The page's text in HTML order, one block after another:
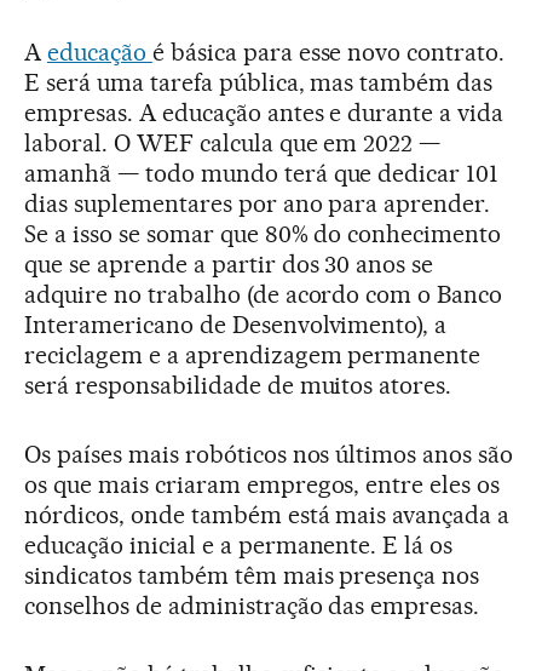
Aeducação é básica para esse novo contrato.
E será uma tarefa pública, mas também das
empresas. A educação antes e durante a vida
laboral. O WEF calcula que em 2022 —
amanhã — todo mundo terá que dedicar 101
dias suplementares por ano para aprender.
Se a isso se somar que 80% do conhecimento
que se aprende a partir dos 30 anos se
adquire no trabalho (de acordo com o Banco
Interamericano de Desenvolvimento), a
reciclagem e a aprendizagem permanente
será responsabilidade de muitos atores.
Os países mais robóticos nos últimos anos são
os que mais criaram empregos, entre eles os
nórdicos, onde também está mais avançada a
educação inicial e a permanente. E lá os
sindicatos também têm mais presença nos
conselhos de administração das empresas.